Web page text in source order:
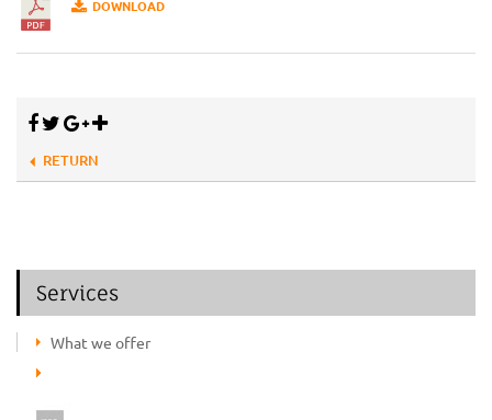
DOWNLOAD
RETURN
Services
What we offer